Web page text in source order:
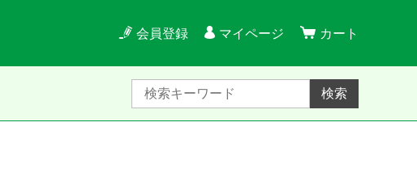
会員登録 マイページ カート
検索